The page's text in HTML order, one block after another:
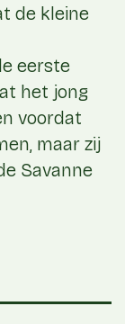
de kleine
eerste
het jong
voordat
maar zij
Savanne